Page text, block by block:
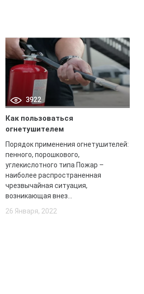
3922
Как пользоваться
огнетушителем
Порядок применения огнетушителей:
пенного, порошкового,
углекислотного типа Пожар –
наиболее распространенная
чрезвычайная ситуация,
возникающая внез...
26 Января, 2022